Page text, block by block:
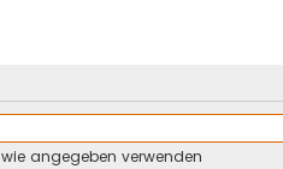
angegeben verwenden